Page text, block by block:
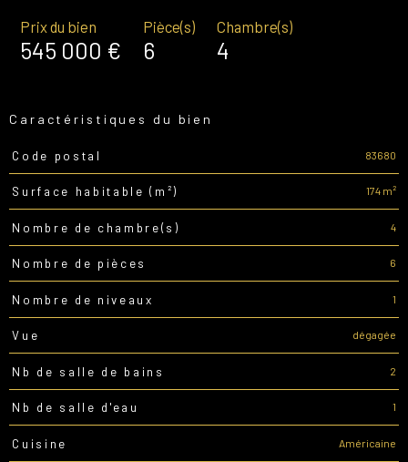
Prix du bien
545 000 €
Pièce(s)
6
Chambre(s)
4
Caractéristiques du bien
Caractéristiques
Code postal 83680
Surface habitable (m²) 174 m²
Nombre de chambre(s) 4
Nombre de pièces 6
Nombre de niveaux 1
Vue dégagée
Nb de salle de bains 2
Nb de salle d'eau 1
Cuisine Américaine